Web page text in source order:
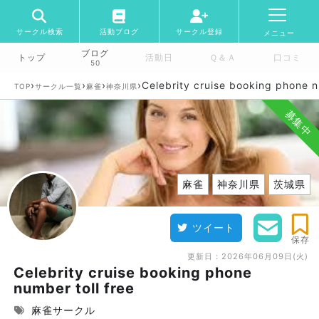
サークル検索 活動ブログ サークル登録 メニュー
トップ ブログ
50 活動日 Ｑ＆Ａ 口コミ
TOP›サークル一覧 › 麻雀 ›神奈川県›Celebrity cruise booking phone
募集中
麻雀 神奈川県 茨城県
ツイート
保存
更新日： 2026年06月09日(火)
Celebrity cruise booking phone
number toll free
麻雀サークル